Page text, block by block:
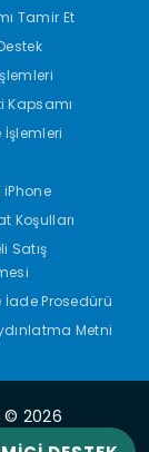
Tamir Et
Kapsamı
İşlemleri
iPhone
Koşulları
Satış
İade Prosedürü
Metni
© 2026